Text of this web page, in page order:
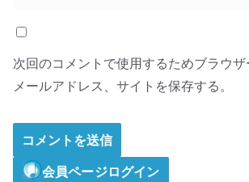
次回のコメントで使用するためブラウザ
メールアドレス、サイトを保存する。
会員ページログイン